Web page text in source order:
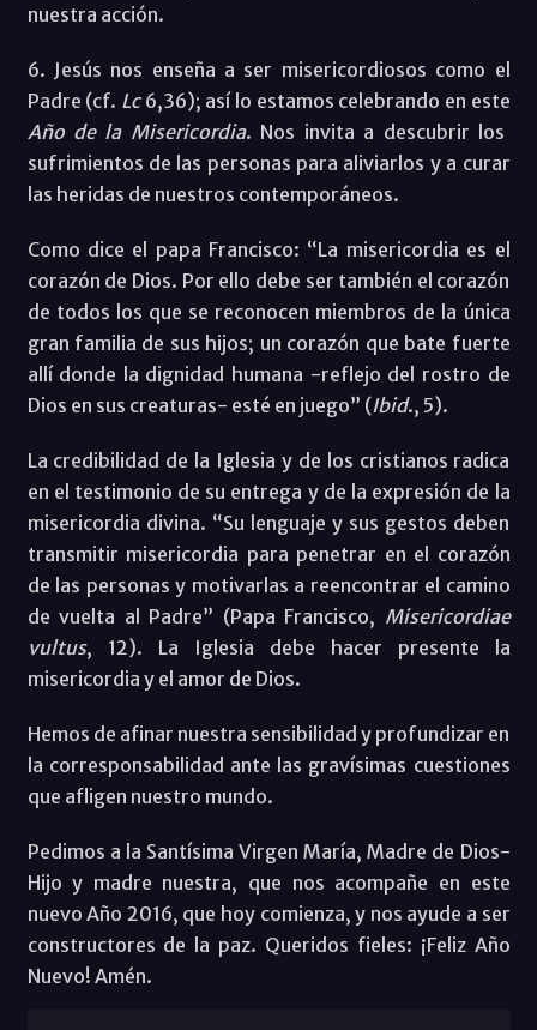
nuestra acción.
6. Jesús nos enseña a ser misericordiosos como el
Padre (cf. Lc6,36); así lo estamos celebrando en este
Año de la Misericordia. Nos invita a descubrir los
sufrimientos de las personas para aliviarlos y a curar
las heridas de nuestros contemporáneos.
Como dice el papa Francisco: “La misericordia es el
corazón de Dios. Por ello debe ser también el corazón
de todos los que se reconocen miembros de la única
gran familia de sus hijos; un corazón que bate fuerte
allí donde la dignidad humana -reflejo del rostro de
Dios en sus creaturas- esté en juego” (Ibid., 5).
La credibilidad de la Iglesia y de los cristianos radica
en el testimonio de su entrega y de la expresión de la
misericordia divina. “Su lenguaje y sus gestos deben
transmitir misericordia para penetrar en el corazón
de las personas y motivarlas a reencontrar el camino
de vuelta al Padre” (Papa Francisco, Misericordiae
vultus, 12). La Iglesia debe hacer presente la
misericordia y el amor de Dios.
Hemos de afinar nuestra sensibilidad y profundizar en
la corresponsabilidad ante las gravísimas cuestiones
que afligen nuestro mundo.
Pedimos a la Santísima Virgen María, Madre de Dios-
Hijo y madre nuestra, que nos acompañe en este
nuevo Año 2016, que hoy comienza, y nos ayude a ser
constructores de la paz. Queridos fieles: ¡Feliz Año
Nuevo! Amén.